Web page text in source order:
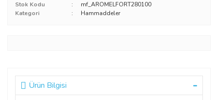
Stok Kodu
mf_AROMELFORT280100
Kategori
Hammaddeler
Ürün Bilgisi